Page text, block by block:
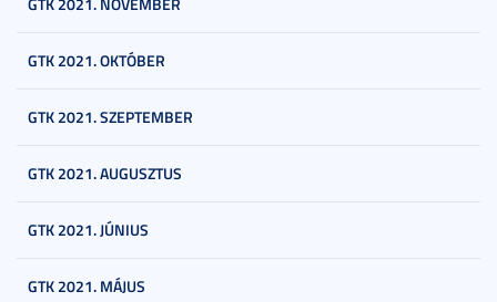
GTK 2021. OKTÓBER
GTK 2021. SZEPTEMBER
GTK 2021. AUGUSZTUS
GTK 2021. JÚNIUS
GTK 2021. MÁJUS